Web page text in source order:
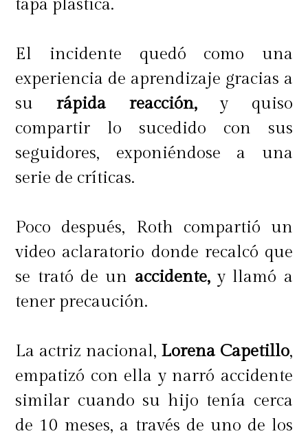
tapa plástica.
El incidente quedó como una
experiencia de aprendizaje gracias a
su rápida reacción,y quiso
compartir lo sucedido con sus
seguidores, exponiéndose a una
serie de críticas.
Poco después, Roth compartió un
video aclaratorio donde recalcó que
se trató de un accidente,y llamó a
tener precaución.
La actriz nacional, Lorena Capetillo,
empatizó con ella y narró accidente
similar cuando su hijo tenía cerca
de 10 meses, a través de uno de los